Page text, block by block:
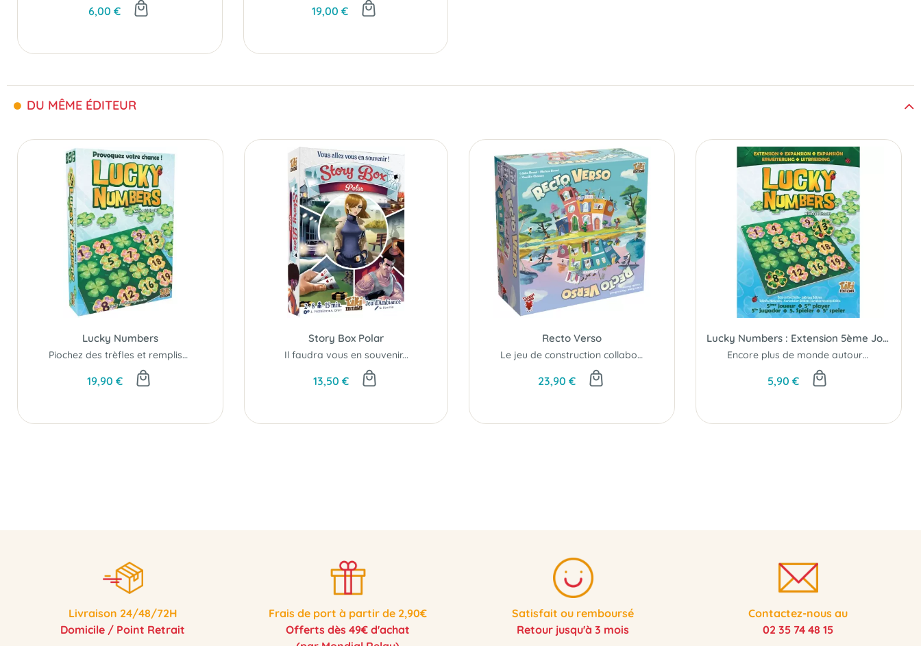
6,00 € 19,00 €
DU MÊME ÉDITEUR
Lucky Numbers
Piochez des trèfles et remplissez votre jardin..!
19,90 €
Story Box Polar
Il faudra vous en souvenir...
13,50 €
Recto Verso
Le jeu de construction collaboratif, addictif et complètement fou !
23,90 €
Lucky Numbers : Extension 5ème Joueur
Encore plus de monde autour des nombres chanceux...
5,90 €
Livraison 24/48/72H
Domicile / Point Retrait
Frais de port à partir de 2,90€
Offerts dès 49€ d'achat
Satisfait ou remboursé
Retour jusqu'à 3 mois
Contactez-nous au
02 35 74 48 15